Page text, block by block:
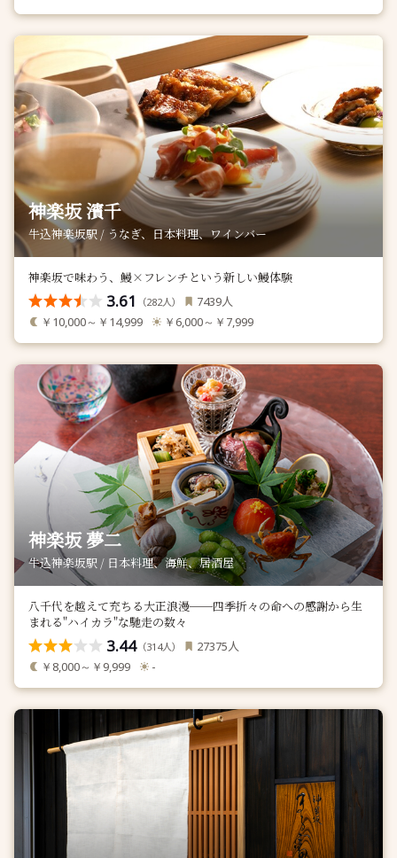
神楽坂 濱千
牛込神楽坂駅 / うなぎ、日本料理、ワインバー
神楽坂で味わう、鰻×フレンチという新しい鰻体験
3.61 （282人） 7439人
￥10,000～￥14,999 ￥6,000～￥7,999
神楽坂 夢二
牛込神楽坂駅 / 日本料理、海鮮、居酒屋
八千代を越えて充ちる大正浪漫──四季折々の命への感謝から生
まれる"ハイカラ"な馳走の数々
3.44（314人） 27375人
￥8,000～￥9,999 -